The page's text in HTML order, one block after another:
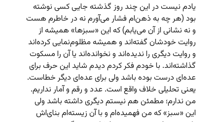
یادم نیست در این چند روز گذشته جایی کسی نوشته
بود (هر چه به ذهن‌ام فشار می‌آورم نه در خاطرم هست
و نه نشانی از آن می‌یابم) که این «سبزها» همیشه از
روایت خودشان گفته‌اند و همیشه مظلوم‌نمایی کرده‌اند
و روایت دیگری را ندیده‌اند و نخوانده‌اند یا آن را مسکوت
گذاشته‌اند. با خودم فکر کردم دیدم شاید این حرف برای
عده‌ای درست بوده باشد ولی برای عده‌ای دیگر خطاست.
یعنی تحلیلی خلاف واقع است. عدد و رقم و آمار نداریم.
من ندارم؛ مطمئن هم نیستم دیگری داشته باشد ولی
این «سبز» که من فهمیده‌ام و با آن زیسته‌ام بنای‌اش